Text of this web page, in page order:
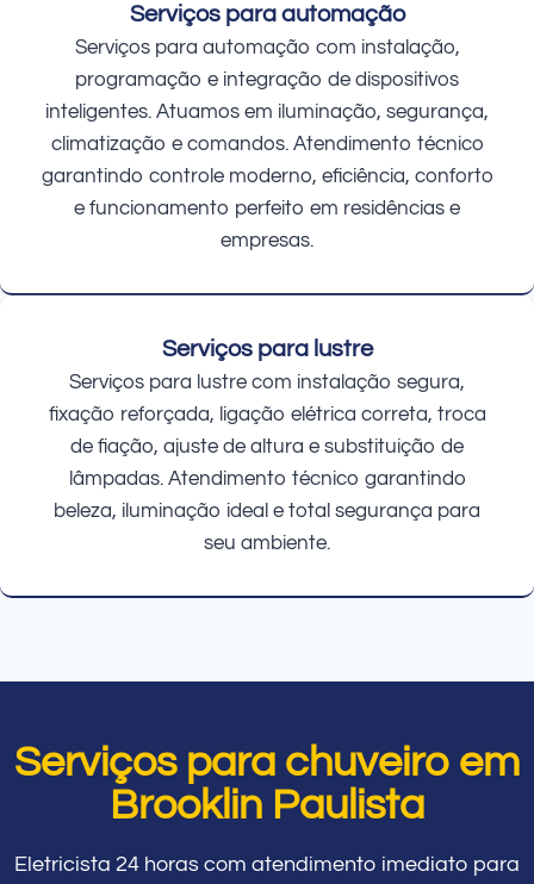
Serviços para automação
Serviços para automação com instalação,
programação e integração de dispositivos
inteligentes. Atuamos em iluminação, segurança,
climatização e comandos. Atendimento técnico
garantindo controle moderno, eficiência, conforto
e funcionamento perfeito em residências e
empresas.
Serviços para lustre
Serviços para lustre com instalação segura,
fixação reforçada, ligação elétrica correta, troca
de fiação, ajuste de altura e substituição de
lâmpadas. Atendimento técnico garantindo
beleza, iluminação ideal e total segurança para
seu ambiente.
Serviços para chuveiro em
Brooklin Paulista
Eletricista 24 horas com atendimento imediato para